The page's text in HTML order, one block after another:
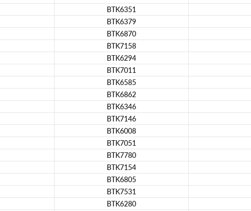
BTK6351
BTK6379
BTK6870
BTK7158
BTK6294
BTK7011
BTK6585
BTK6862
BTK6346
BTK7146
BTK6008
BTK7051
BTK7780
BTK7154
BTK6805
BTK7531
BTK6280